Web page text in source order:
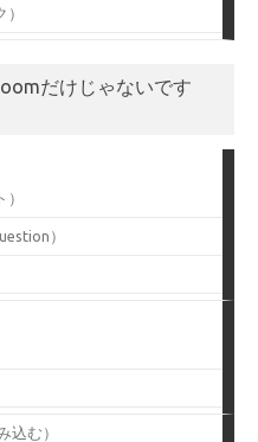
だけじゃないです
）
込む）